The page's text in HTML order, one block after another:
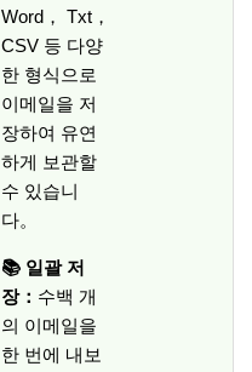
Word， Txt，
CSV 등 다양
한 형식으로
이메일을 저
장하여 유연
하게 보관할
수 있습니
다。
📚 일괄 저
장： 수백 개
의 이메일을
한 번에 내보